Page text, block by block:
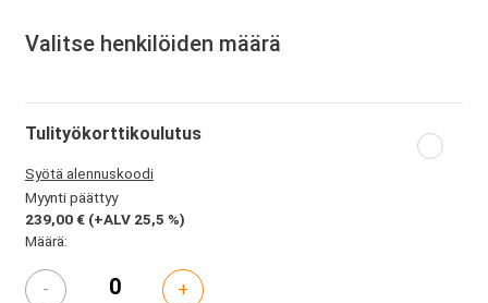
Valitse henkilöiden määrä
Tulityökorttikoulutus
Syötä alennuskoodi
Myynti päättyy
239,00 € (+ALV 25,5 %)
Määrä:
- +